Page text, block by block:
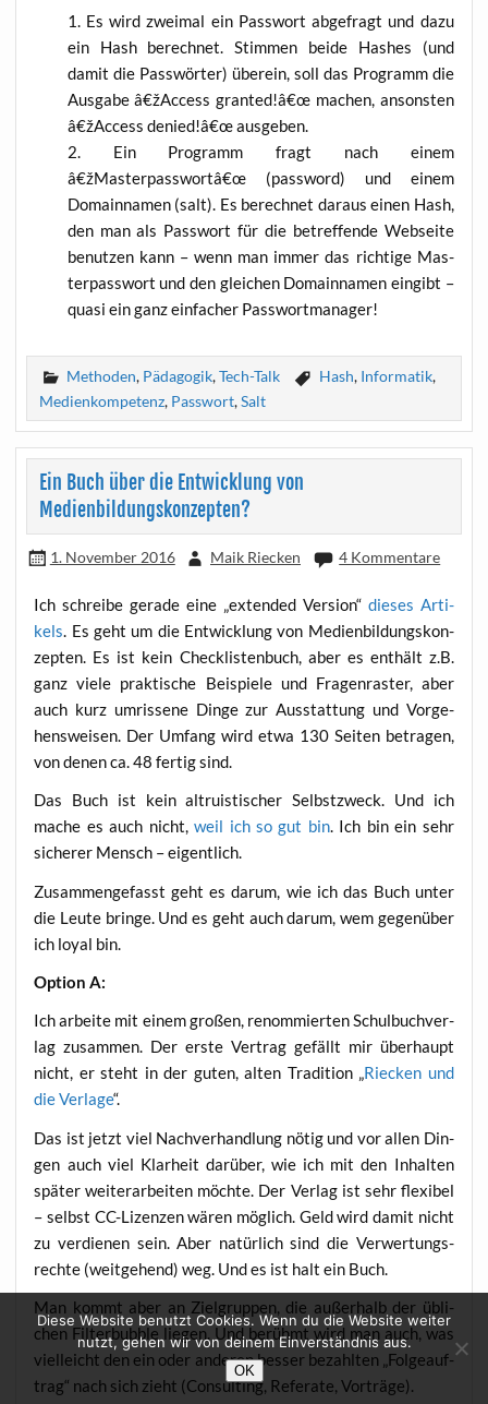
Es wird zwei­mal ein Pass­wort abge­fragt und dazu
ein Hash berech­net. Stim­men bei­de Hash­es (und
damit die Pass­wör­ter) über­ein, soll das Pro­gramm die
Aus­ga­be â€žAccess granted!â€œ machen, ansons­ten
â€žAccess denied!â€œ ausgeben.
Ein Pro­gramm fragt nach einem
â€žMasterpasswortâ€œ (pass­word) und einem
Domain­na­men (salt). Es berech­net dar­aus einen Hash,
den man als Pass­wort für die betref­fen­de Web­sei­te
benut­zen kann – wenn man immer das rich­ti­ge Mas­
ter­pass­wort und den glei­chen Domain­na­men ein­gibt –
qua­si ein ganz ein­fa­cher Passwortmanager!
Methoden, Pädagogik,Tech-Talk Hash, Informatik,
Medienkompetenz, Passwort,Salt
Ein Buch über die Entwicklung von
Medienbildungskonzepten?
1. November 2016 Maik Riecken 4 Kommentare
Ich schrei­be gera­de eine „exten­ded Ver­si­on“ die­ses Arti­
kels. Es geht um die Ent­wick­lung von Medi­en­bil­dungs­kon­
zep­ten. Es ist kein Check­lis­ten­buch, aber es ent­hält z.B.
ganz vie­le prak­ti­sche Bei­spie­le und Fra­gen­ras­ter, aber
auch kurz umris­se­ne Din­ge zur Aus­stat­tung und Vor­ge­
hens­wei­sen. Der Umfang wird etwa 130 Sei­ten betra­gen,
von denen ca. 48 fer­tig sind.
Das Buch ist kein altru­is­ti­scher Selbst­zweck. Und ich
mache es auch nicht,weil ich so gut bin. Ich bin ein sehr
siche­rer Mensch – eigentlich.
Zusam­men­ge­fasst geht es dar­um, wie ich das Buch unter
die Leu­te brin­ge. Und es geht auch dar­um, wem gegen­über
ich loy­al bin.
Opti­on A:
Ich arbei­te mit einem gro­ßen, renom­mier­ten Schul­buch­ver­
lag zusam­men. Der ers­te Ver­trag gefällt mir über­haupt
nicht, er steht in der guten, alten Tra­di­ti­on „Riecken und
die Ver­la­ge“.
Das ist jetzt viel Nach­ver­hand­lung nötig und vor allen Din­
gen auch viel Klar­heit dar­über, wie ich mit den Inhal­ten
spä­ter wei­ter­ar­bei­ten möch­te. Der Ver­lag ist sehr fle­xi­bel
– selbst CC-Lizen­zen wären mög­lich. Geld wird damit nicht
zu ver­die­nen sein. Aber natür­lich sind die Ver­wer­tungs­
rech­te (weit­ge­hend) weg. Und es ist halt ein Buch.
Man kommt aber an Ziel­grup­pen, die außer­halb der übli­
chen Fil­ter­bubble lie­gen. Und berühmt wird man auch, was
viel­leicht den ein oder ande­ren bes­ser bezahl­ten „Fol­ge­auf­
trag“ nach sich zieht (Con­sul­ting, Refe­ra­te, Vorträge).
Diese Website benutzt Cookies. Wenn du die Website weiter
nutzt, gehen wir von deinem Einverständnis aus.
OK